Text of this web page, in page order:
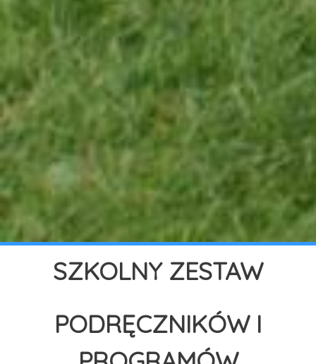
SZKOLNY ZESTAW
PODRĘCZNIKÓW I